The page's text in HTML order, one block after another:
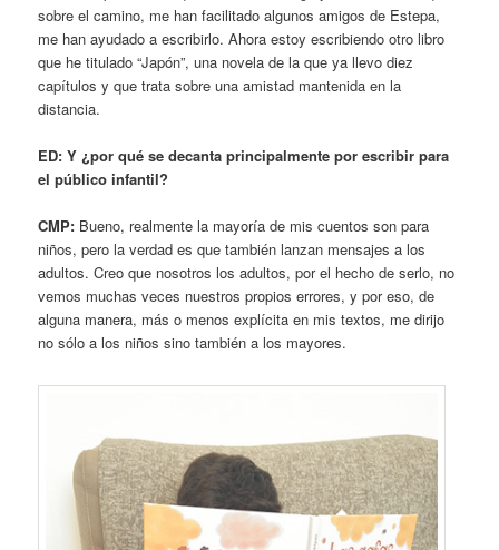
sobre el camino, me han facilitado algunos amigos de Estepa,
me han ayudado a escribirlo. Ahora estoy escribiendo otro libro
que he titulado “Japón”, una novela de la que ya llevo diez
capítulos y que trata sobre una amistad mantenida en la
distancia.
ED: Y ¿por qué se decanta principalmente por escribir para
el público infantil?
CMP: Bueno, realmente la mayoría de mis cuentos son para
niños, pero la verdad es que también lanzan mensajes a los
adultos. Creo que nosotros los adultos, por el hecho de serlo, no
vemos muchas veces nuestros propios errores, y por eso, de
alguna manera, más o menos explícita en mis textos, me dirijo
no sólo a los niños sino también a los mayores.